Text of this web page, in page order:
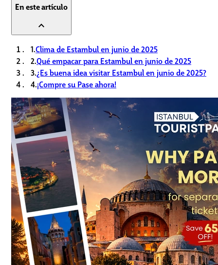
En este artículo
expand_less
1.Clima de Estambul en junio de 2025
2.Qué empacar para Estambul en junio de 2025
3.¿Es buena idea visitar Estambul en junio de 2025?
4.¡Compre su Pase ahora!